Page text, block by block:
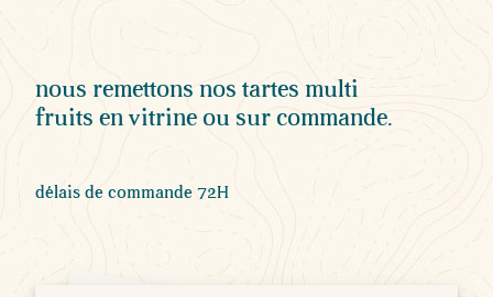
nous remettons nos tartes multi
fruits en vitrine ou sur commande.
délais de commande 72H